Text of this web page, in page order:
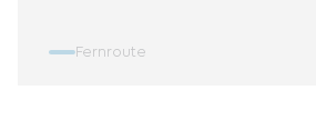
Fernroute